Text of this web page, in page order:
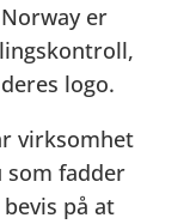
er
logo.
virksomhet
som fadder
på at